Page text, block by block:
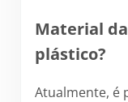
Material
plástico?
Atualmente, é